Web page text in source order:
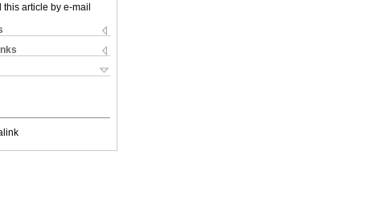
this article by e-mail